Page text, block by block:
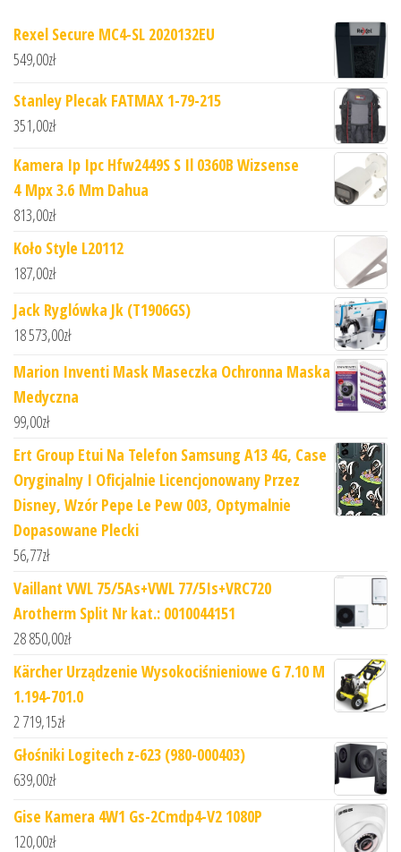
Rexel Secure MC4-SL 2020132EU
549,00zł
Stanley Plecak FATMAX 1-79-215
351,00zł
Kamera Ip Ipc Hfw2449S S Il 0360B Wizsense
4 Mpx 3.6 Mm Dahua
813,00zł
Koło Style L20112
187,00zł
Jack Ryglówka Jk (T1906GS)
18 573,00zł
Marion Inventi Mask Maseczka Ochronna Maska
Medyczna
99,00zł
Ert Group Etui Na Telefon Samsung A13 4G, Case
Oryginalny I Oficjalnie Licencjonowany Przez
Disney, Wzór Pepe Le Pew 003, Optymalnie
Dopasowane Plecki
56,77zł
Vaillant VWL 75/5As+VWL 77/5Is+VRC720
Arotherm Split Nr kat.: 0010044151
28 850,00zł
Kärcher Urządzenie Wysokociśnieniowe G 7.10 M
1.194-701.0
2 719,15zł
Głośniki Logitech z-623 (980-000403)
639,00zł
Gise Kamera 4W1 Gs-2Cmdp4-V2 1080P
120,00zł